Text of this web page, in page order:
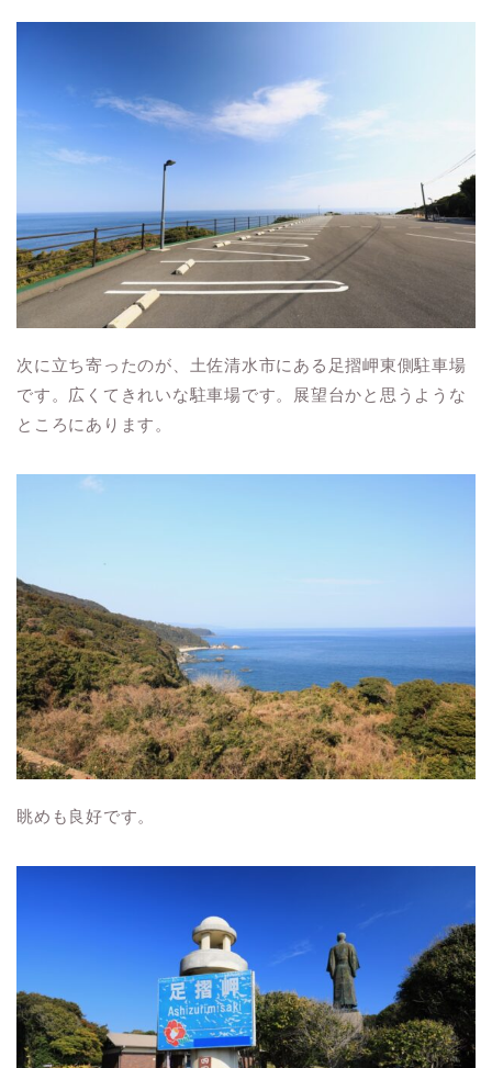
次に立ち寄ったのが、土佐清水市にある足摺岬東側駐車場
です。広くてきれいな駐車場です。展望台かと思うような
ところにあります。
眺めも良好です。